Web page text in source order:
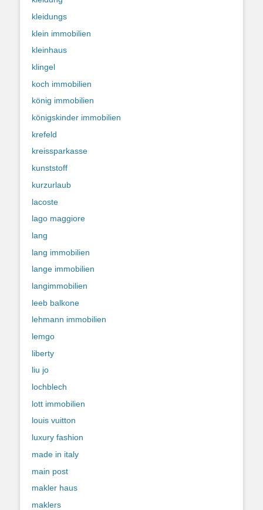
kleidungs
klein immobilien
kleinhaus
klingel
koch immobilien
könig immobilien
königskinder immobilien
krefeld
kreissparkasse
kunststoff
kurzurlaub
lacoste
lago maggiore
lang
lang immobilien
lange immobilien
langimmobilien
leeb balkone
lehmann immobilien
lemgo
liberty
liu jo
lochblech
lott immobilien
louis vuitton
luxury fashion
made in italy
main post
makler haus
maklers